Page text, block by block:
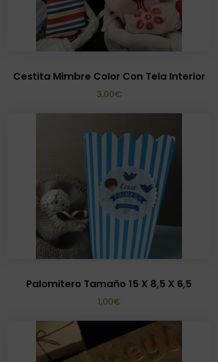
Cestita Mimbre Color Con Tela Interior
3,00€
Palomitero Tamaño 15 X 8,5 X 6,5
1,00€